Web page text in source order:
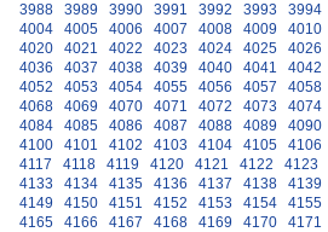
3988
3989 3990 3991 3992 3993 3994
4004
4005 4006 4007 4008 4009 4010
4020
4021 4022 4023 4024 4025 4026
4036
4037 4038 4039 4040 4041 4042
4052
4053 4054 4055 4056 4057 4058
4068
4069 4070 4071 4072 4073 4074
4084
4085 4086 4087 4088 4089 4090
4100
4101 4102 4103 4104 4105 4106
4117
4118 4119 4120 4121 4122 4123
4133
4134 4135 4136 4137 4138 4139
4149
4150 4151 4152 4153 4154 4155
4165
4166 4167 4168 4169 4170 4171